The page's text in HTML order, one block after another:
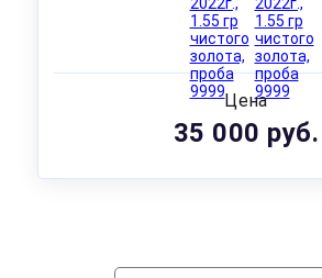
Цена
35 000 руб.